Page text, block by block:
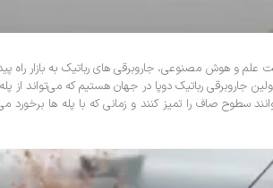
و هوش مصنوعی، جاروبرقی های رباتیک به بازار راه